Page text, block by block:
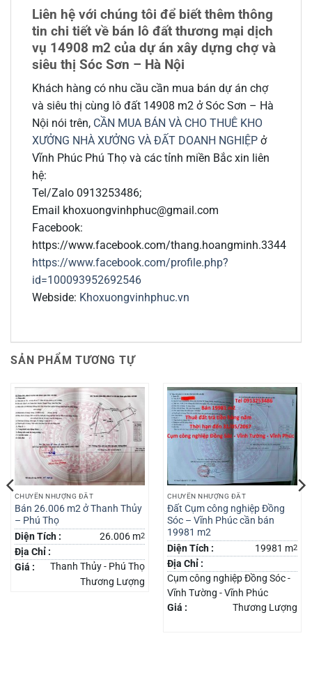
Liên hệ với chúng tôi để biết thêm thông
tin chi tiết về bán lô đất thương mại dịch
vụ 14908 m2 của dự án xây dựng chợ và
siêu thị Sóc Sơn – Hà Nội
Khách hàng có nhu cầu cần mua bán dự án chợ
và siêu thị cùng lô đất 14908 m2 ở Sóc Sơn – Hà
Nội nói trên, CẦN MUA BÁN VÀ CHO THUÊ KHO
XƯỞNG NHÀ XƯỞNG VÀ ĐẤT DOANH NGHIỆP ở
Vĩnh Phúc Phú Thọ và các tỉnh miền Bắc xin liên
hệ:
Tel/Zalo 0913253486;
Email khoxuongvinhphuc@gmail.com
Facebook:
https://www.facebook.com/thang.hoangminh.3344
https://www.facebook.com/profile.php?
id=100093952692546
Webside: Khoxuongvinhphuc.vn
SẢN PHẨM TƯƠNG TỰ
CHUYỂN NHƯỢNG ĐẤT
Bán 26.006 m2 ở Thanh Thủy
– Phú Thọ
Diện Tích :
26.006 m2
Địa Chỉ :
Thanh Thủy - Phú Thọ
Giá :
Thương Lượng
CHUYỂN NHƯỢNG ĐẤT
Đất Cụm công nghiệp Đồng
Sóc – Vĩnh Phúc cần bán
19981 m2
Diện Tích :
19981 m2
Địa Chỉ :
Cụm công nghiệp Đồng Sóc -
Vĩnh Tường - Vĩnh Phúc
Giá :
Thương Lượng